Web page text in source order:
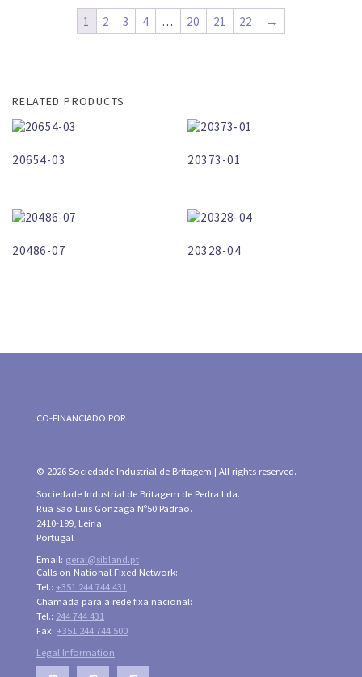
1 2 3 4 … 20 21 22 →
RELATED PRODUCTS
20654-03 20373-01
20486-07 20328-04
CO-FINANCIADO POR
© 2026 Sociedade Industrial de Britagem | All rights reserved.
Sociedade Industrial de Britagem de Pedra Lda.
Rua São Luis Gonzaga Nº50 Padrão.
2410-199, Leiria
Portugal
Email: geral@sibland.pt
Calls on National Fixed Network:
Tel.: +351 244 744 431
Chamada para a rede fixa nacional:
Tel.: 244 744 431
Fax: +351 244 744 500
Legal Information